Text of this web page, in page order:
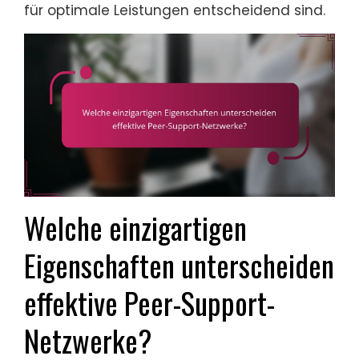
für optimale Leistungen entscheidend sind.
Welche einzigartigen
Eigenschaften unterscheiden
effektive Peer-Support-
Netzwerke?